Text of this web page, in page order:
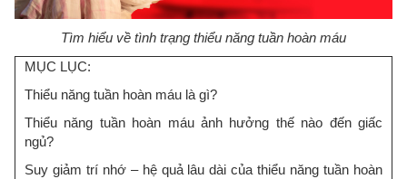
Tìm hiểu về tình trạng thiểu năng tuần hoàn máu
MỤC LỤC:
Thiểu năng tuần hoàn máu là gì?
Thiểu năng tuần hoàn máu ảnh hưởng thế nào đến giấc
ngủ?
Suy giảm trí nhớ – hệ quả lâu dài của thiểu năng tuần hoàn